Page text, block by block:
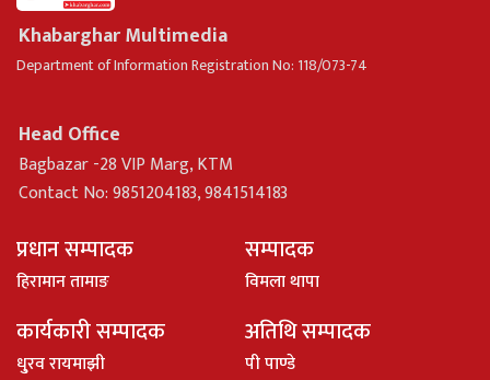
Khabarghar Multimedia
Department of Information Registration No: 118/073-74
Head Office
Bagbazar -28 VIP Marg, KTM
Contact No: 9851204183, 9841514183
प्रधान सम्पादक
हिरामान तामाङ
सम्पादक
विमला थापा
कार्यकारी सम्पादक
धु्रव रायमाझी
अतिथि सम्पादक
पी पाण्डे